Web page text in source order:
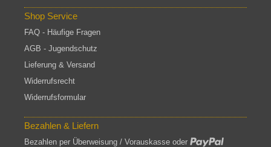
Shop Service
FAQ - Häufige Fragen
AGB - Jugendschutz
Lieferung & Versand
Widerrufsrecht
Widerrufsformular
Bezahlen & Liefern
Bezahlen per Überweisung / Vorauskasse oder